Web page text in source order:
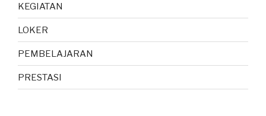
KEGIATAN
LOKER
PEMBELAJARAN
PRESTASI